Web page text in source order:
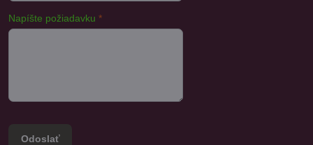
Napíšte požiadavku *
Odoslať